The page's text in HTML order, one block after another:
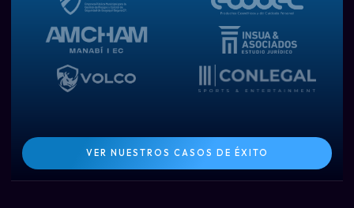
VER NUESTROS CASOS DE ÉXITO